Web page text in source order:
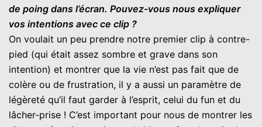
de poing dans l’écran. Pouvez-vous nous expliquer
vos intentions avec ce clip ?
On voulait un peu prendre notre premier clip à contre-
pied (qui était assez sombre et grave dans son
intention) et montrer que la vie n’est pas fait que de
colère ou de frustration, il y a aussi un paramètre de
légèreté qu’il faut garder à l’esprit, celui du fun et du
lâcher-prise ! C’est important pour nous de montrer les